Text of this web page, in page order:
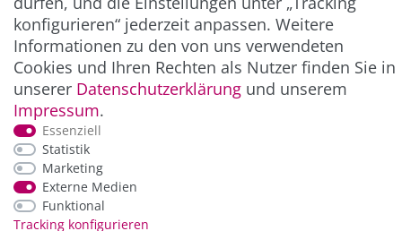
ZAHLUNG & VERSAND
*Alle Preise inkl. der gesetzl. MwSt. zzgl.
und Versandkosten
konfigurieren“ jederzeit anpassen. Weitere
Informationen zu den von uns verwendeten
Cookies und Ihren Rechten als Nutzer finden Sie in
unserer Daten­schutz­erklärung und unserem
Impressum.
Essenziell
Statistik
Marketing
Externe Medien
Funktional
Tracking konfigurieren